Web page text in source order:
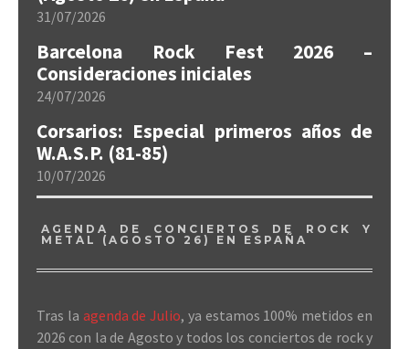
31/07/2026
Barcelona Rock Fest 2026 –
Consideraciones iniciales
24/07/2026
Corsarios: Especial primeros años de
W.A.S.P. (81-85)
10/07/2026
AGENDA DE CONCIERTOS DE ROCK Y
METAL (AGOSTO 26) EN ESPAÑA
Tras la agenda de Julio, ya estamos 100% metidos en
2026 con la de Agosto y todos los conciertos de rock y